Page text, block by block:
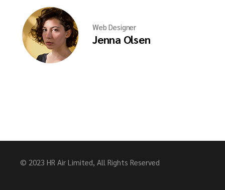
Web Designer
Jenna Olsen
© 2023 HR Air Limited, All Rights Reserved